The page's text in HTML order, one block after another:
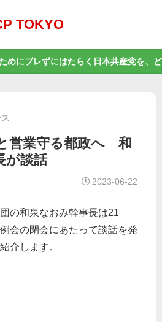
TOKYO
めにブレずにはたらく日本共産党を、
営業守る都政へ 和
が談話
2023-06-22
の和泉なおみ幹事長は21
会の閉会にあたって談話を発
介します。